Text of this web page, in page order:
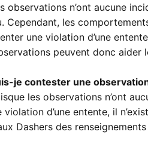
observations n’ont aucune
Cependant, les
une violation d’une
peuvent donc aider
je contester une
les observations n’ont
violation d’une entente, il
Dashers des